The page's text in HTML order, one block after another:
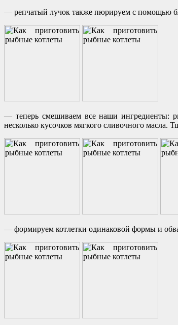
— репчатый лучок также пюрируем с помощью
— теперь смешиваем все наши ингредиенты:
несколько кусочков мягкого сливочного масла.
— формируем котлетки одинаковой формы и